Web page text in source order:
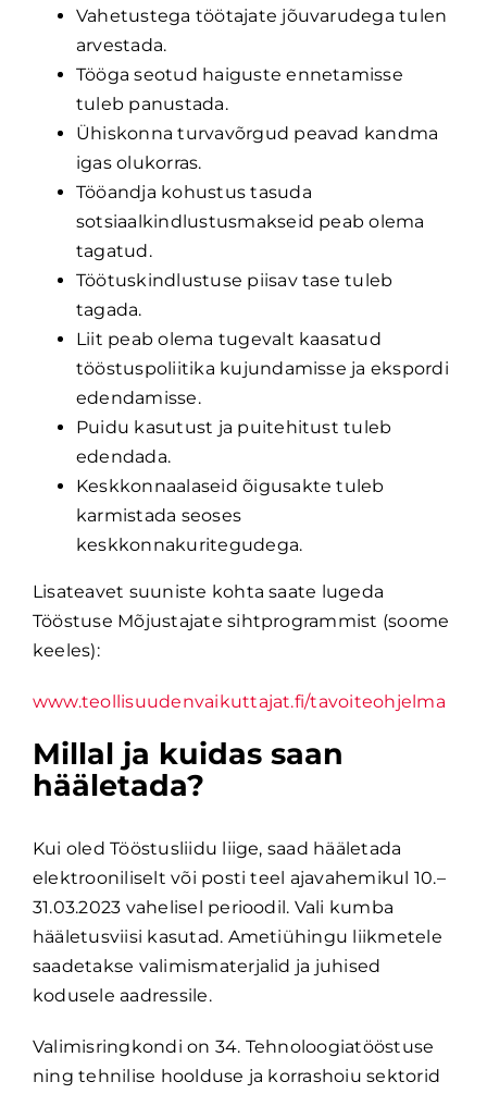
Vahetustega töötajate jõuvarudega tulen
arvestada.
Tööga seotud haiguste ennetamisse
tuleb panustada.
Ühiskonna turvavõrgud peavad kandma
igas olukorras.
Tööandja kohustus tasuda
sotsiaalkindlustusmakseid peab olema
tagatud.
Töötuskindlustuse piisav tase tuleb
tagada.
Liit peab olema tugevalt kaasatud
tööstuspoliitika kujundamisse ja ekspordi
edendamisse.
Puidu kasutust ja puitehitust tuleb
edendada.
Keskkonnaalaseid õigusakte tuleb
karmistada seoses
keskkonnakuritegudega.
Lisateavet suuniste kohta saate lugeda
Tööstuse Mõjustajate sihtprogrammist (soome
keeles):
www.teollisuudenvaikuttajat.fi/tavoiteohjelma
Millal ja kuidas saan
hääletada?
Kui oled Tööstusliidu liige, saad hääletada
elektrooniliselt või posti teel ajavahemikul 10.–
31.03.2023 vahelisel perioodil. Vali kumba
hääletusviisi kasutad. Ametiühingu liikmetele
saadetakse valimismaterjalid ja juhised
kodusele aadressile.
Valimisringkondi on 34. Tehnoloogiatööstuse
ning tehnilise hoolduse ja korrashoiu sektorid